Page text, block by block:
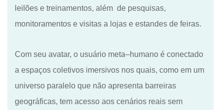
leilões e treinamentos, além de pesquisas,
monitoramentos e visitas a lojas e estandes de feiras.
Com seu avatar, o usuário meta–humano é conectado
a espaços coletivos imersivos nos quais, como em um
universo paralelo que não apresenta barreiras
geográficas, tem acesso aos cenários reais sem